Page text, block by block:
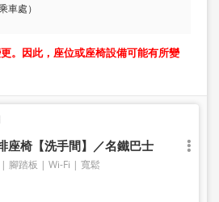
車處）
。因此，座位或座椅設備可能有所變
座椅【洗手間】／名鐵巴士
腳踏板 Wi-Fi 寬鬆